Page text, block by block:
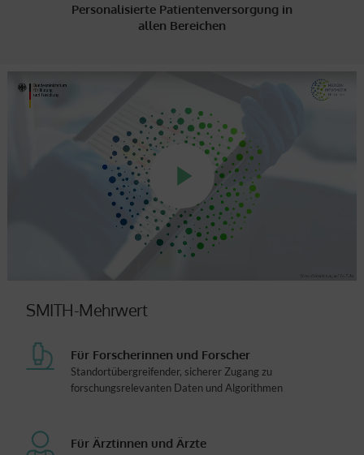
Personalisierte Patientenversorgung in
allen Bereichen
SMITH-Mehrwert
Für Forscherinnen und Forscher
Standortübergreifender, sicherer Zugang zu
forschungsrelevanten Daten und Algorithmen
Für Ärztinnen und Ärzte